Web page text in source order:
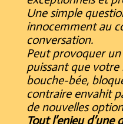
Une simple
innocemment au
conversation.
Peut provoquer
puissant que
bouche-bée,
contraire envahit
de nouvelles
Tout l’enjeu